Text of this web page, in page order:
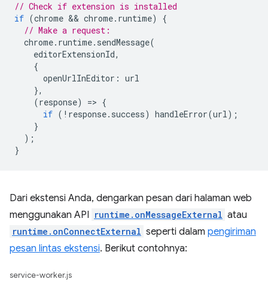
// Check if extension is installed
if (chrome && chrome. runtime)
{
// Make a request:
chrome. runtime. sendMessage(
editorExtensionId,
{
openUrlInEditor : url
},
(response) => {
if ( ! response. success) handleError(url);
}
);
}
Dari ekstensi Anda, dengarkan pesan dari halaman web
menggunakan API runtime.onMessageExternal atau
runtime.onConnectExternal seperti dalam pengiriman
pesan lintas ekstensi. Berikut contohnya:
service-worker.js